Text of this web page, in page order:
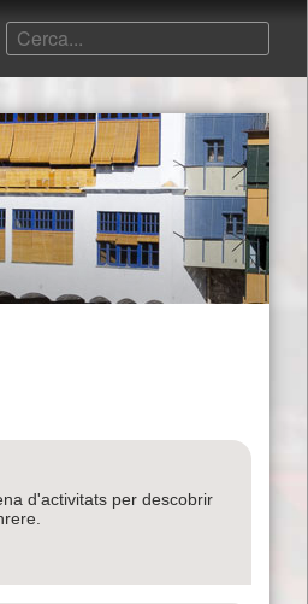
d'activitats per descobrir